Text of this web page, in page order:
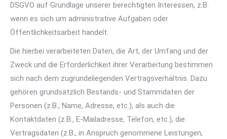
DSGVO auf Grundlage unserer berechtigten Interessen, z.B.
wenn es sich um administrative Aufgaben oder
Öffentlichkeitsarbeit handelt.
Die hierbei verarbeiteten Daten, die Art, der Umfang und der
Zweck und die Erforderlichkeit ihrer Verarbeitung bestimmen
sich nach dem zugrundeliegenden Vertragsverhältnis. Dazu
gehören grundsätzlich Bestands- und Stammdaten der
Personen (z.B., Name, Adresse, etc.), als auch die
Kontaktdaten (z.B., E-Mailadresse, Telefon, etc.), die
Vertragsdaten (z.B., in Anspruch genommene Leistungen,